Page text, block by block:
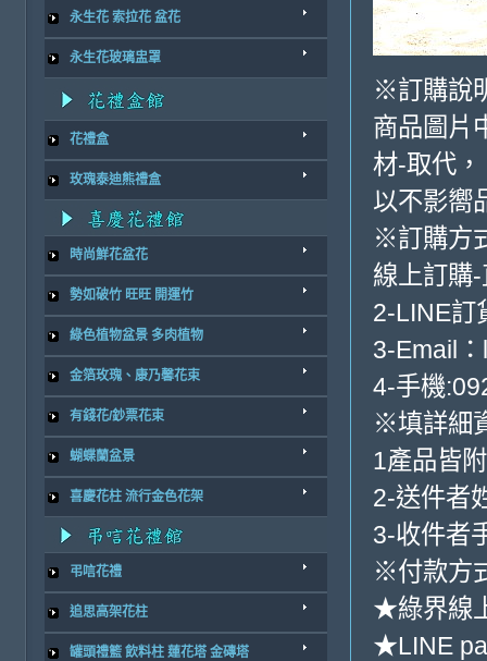
永生花 索拉花 盆花
永生花玻璃盅罩
花禮盒
玫瑰泰迪熊禮盒
時尚鮮花盆花
勢如破竹 旺旺 開運竹
綠色植物盆景 多肉植物
金箔玫瑰、康乃馨花束
有錢花/鈔票花束
蝴蝶蘭盆景
喜慶花柱 流行金色花架
弔唁花禮
追思高架花柱
罐頭禮籃 飲料柱 蓮花塔 金磚塔
※訂購說
商品圖片
材-取代，
以不影嚮
※訂購方
線上訂購
2-LINE訂
3-Email
4-手機
※填詳細
1產品皆
2-送件者
3-收件者
※付款方
★綠界線
★LINE